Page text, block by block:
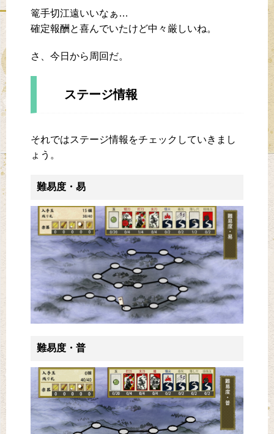
篭手切江遠いいなぁ…
確定報酬と喜んでいたけど中々厳しいね。
さ、今日から周回だ。
ステージ情報
それではステージ情報をチェックしていきまし
ょう。
難易度・易
難易度・普